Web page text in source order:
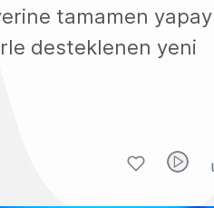
tamamen yapay
desteklenen yeni